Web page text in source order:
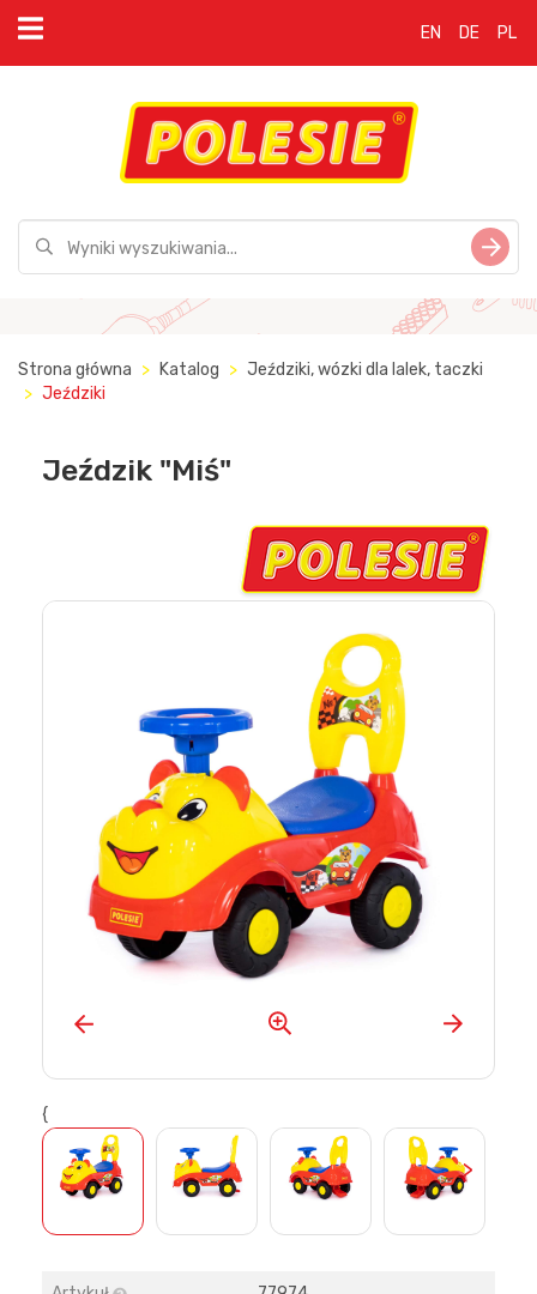
EN DE PL
Strona główna Katalog
Jeździki, wózki dla lalek, taczki
Jeździki
Jeździk "Miś"
{
>